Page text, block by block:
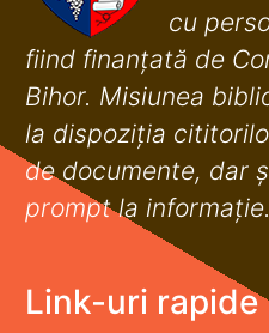
cu
fiind finanţată de
Bihor. Misiunea
la dispoziţia
de documente, dar
prompt la informaţie.
Link-uri rapide